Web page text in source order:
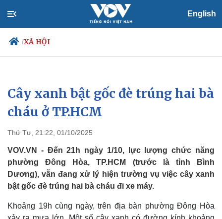
English
/XÃ HỘI
Chính trị
Đảng
Tổ chức nhân sự
Nhận diện sự thật
Xã hội
Việc làm
Biển đảo
Cây xanh bật gốc đè trúng hai bà
cháu ở TP.HCM
Thứ Tư, 21:22, 01/10/2025
VOV.VN - Đến 21h ngày 1/10, lực lượng chức năng
phường Đông Hòa, TP.HCM (trước là tỉnh Bình
Dương), vẫn đang xử lý hiện trường vụ việc cây xanh
bật gốc đè trúng hai bà cháu đi xe máy.
Khoảng 19h cùng ngày, trên địa bàn phường Đông Hòa